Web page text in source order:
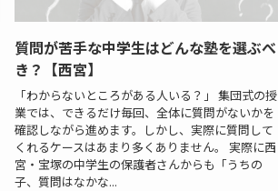
質問が苦手な中学生はどんな塾を選ぶべ
き？【西宮】
「わからないところがある人いる？」 集団式の授
業では、できるだけ毎回、全体に質問がないかを
確認しながら進めます。しかし、実際に質問して
くれるケースはあまり多くありません。 実際に西
宮・宝塚の中学生の保護者さんからも「うちの
子、質問はなかな...